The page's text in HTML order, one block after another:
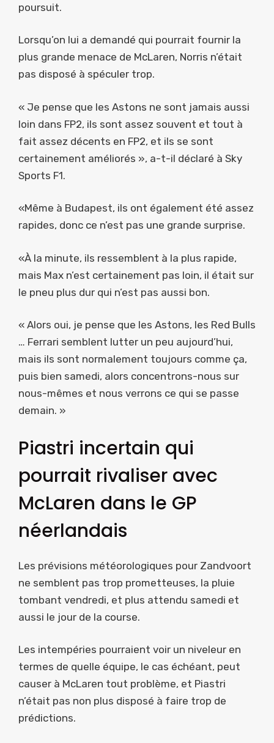
poursuit.
Lorsqu’on lui a demandé qui pourrait fournir la
plus grande menace de McLaren, Norris n’était
pas disposé à spéculer trop.
« Je pense que les Astons ne sont jamais aussi
loin dans FP2, ils sont assez souvent et tout à
fait assez décents en FP2, et ils se sont
certainement améliorés », a-t-il déclaré à Sky
Sports F1.
«Même à Budapest, ils ont également été assez
rapides, donc ce n’est pas une grande surprise.
«À la minute, ils ressemblent à la plus rapide,
mais Max n’est certainement pas loin, il était sur
le pneu plus dur qui n’est pas aussi bon.
« Alors oui, je pense que les Astons, les Red Bulls
… Ferrari semblent lutter un peu aujourd’hui,
mais ils sont normalement toujours comme ça,
puis bien samedi, alors concentrons-nous sur
nous-mêmes et nous verrons ce qui se passe
demain. »
Piastri incertain qui
pourrait rivaliser avec
McLaren dans le GP
néerlandais
Les prévisions météorologiques pour Zandvoort
ne semblent pas trop prometteuses, la pluie
tombant vendredi, et plus attendu samedi et
aussi le jour de la course.
Les intempéries pourraient voir un niveleur en
termes de quelle équipe, le cas échéant, peut
causer à McLaren tout problème, et Piastri
n’était pas non plus disposé à faire trop de
prédictions.